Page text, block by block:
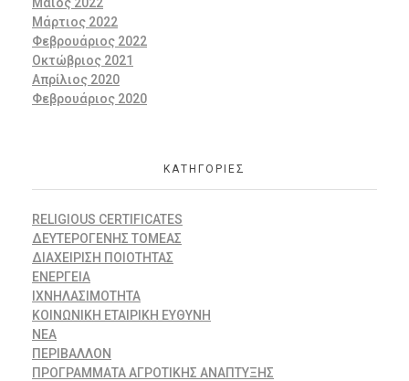
Μάιος 2022
Μάρτιος 2022
Φεβρουάριος 2022
Οκτώβριος 2021
Απρίλιος 2020
Φεβρουάριος 2020
KΑΤΗΓΟΡΊΕΣ
RELIGIOUS CERTIFICATES
ΔΕΥΤΕΡΟΓΕΝΉΣ ΤΟΜΈΑΣ
ΔΙΑΧΕΊΡΙΣΗ ΠΟΙΌΤΗΤΑΣ
ΕΝΈΡΓΕΙΑ
ΙΧΝΗΛΑΣΙΜΌΤΗΤΑ
ΚΟΙΝΩΝΙΚΉ ΕΤΑΙΡΙΚΉ ΕΥΘΎΝΗ
ΝΕΑ
ΠΕΡΙΒΆΛΛΟΝ
ΠΡΟΓΡΆΜΜΑΤΑ ΑΓΡΟΤΙΚΉΣ ΑΝΆΠΤΥΞΗΣ